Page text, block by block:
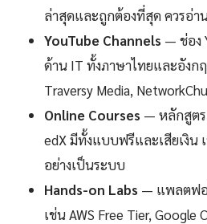
ล่าสุดและถูกต้องที่สุด ควรอ่
YouTube Channels — ช่อง
ด้าน IT ทั้งภาษาไทยและอังกฤ
Traversy Media,
Online Courses — หลักสูตร
edX มีทั้งแบบฟรีและเสียเงิน
อย่างเป็นระบบ
Hands-on Labs — แพลตฟอ
เช่น AWS Free Tier, Google